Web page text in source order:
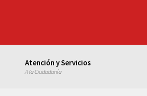
Atención y Servicios
A la Ciudadanía